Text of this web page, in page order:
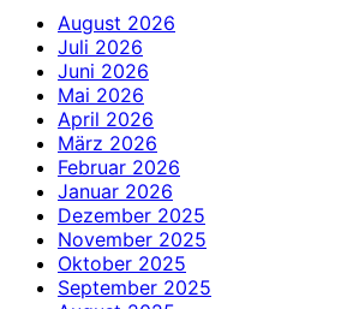
August 2026
Juli 2026
Juni 2026
Mai 2026
April 2026
März 2026
Februar 2026
Januar 2026
Dezember 2025
November 2025
Oktober 2025
September 2025